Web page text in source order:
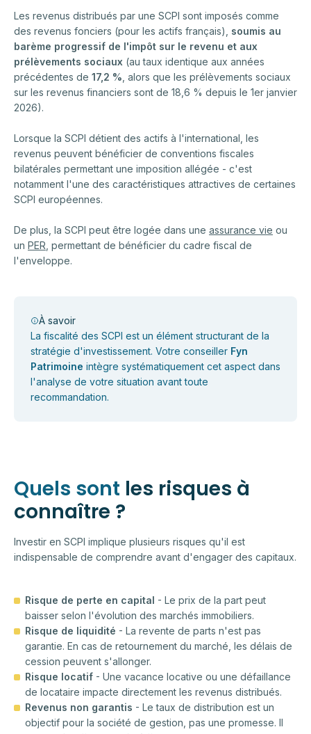
Les revenus distribués par une SCPI sont imposés comme
des revenus fonciers (pour les actifs français), soumis au
barème progressif de l'impôt sur le revenu et aux
prélèvements sociaux (au taux identique aux années
précédentes de 17,2 % , alors que les prélèvements sociaux
sur les revenus financiers sont de 18,6 % depuis le 1er janvier
2026).
Lorsque la SCPI détient des actifs à l'international, les
revenus peuvent bénéficier de conventions fiscales
bilatérales permettant une imposition allégée - c'est
notamment l'une des caractéristiques attractives de certaines
SCPI européennes.
De plus, la SCPI peut être logée dans une assurance vie ou
un PER , permettant de bénéficier du cadre fiscal de
l'enveloppe.
À savoir
La fiscalité des SCPI est un élément structurant de la
stratégie d'investissement. Votre conseiller Fyn
Patrimoine intègre systématiquement cet aspect dans
l'analyse de votre situation avant toute
recommandation.
Quels sont les risques à
connaître ?
Investir en SCPI implique plusieurs risques qu'il est
indispensable de comprendre avant d'engager des capitaux.
Risque de perte en capital - Le prix de la part peut
baisser selon l'évolution des marchés immobiliers.
Risque de liquidité - La revente de parts n'est pas
garantie. En cas de retournement du marché, les délais de
cession peuvent s'allonger.
Risque locatif - Une vacance locative ou une défaillance
de locataire impacte directement les revenus distribués.
Revenus non garantis - Le taux de distribution est un
objectif pour la société de gestion, pas une promesse. Il